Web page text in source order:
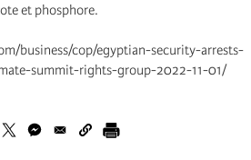
et phosphore.
business/cop/egyptian-security-arrests-
summit-rights-group-2022-11-01/